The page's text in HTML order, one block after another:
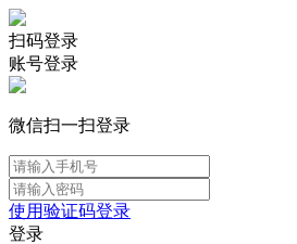
扫码登录
账号登录
微信扫一扫登录
使用验证码登录
登录